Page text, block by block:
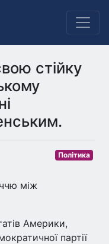
стійку
Політика
між
Америки,
партії